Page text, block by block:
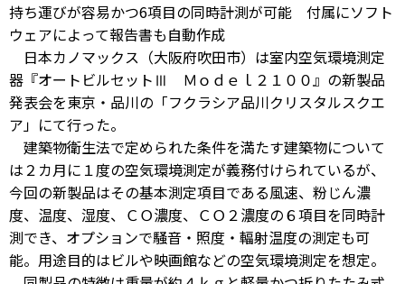
持ち運びが容易かつ6項目の同時計測が可能 付属にソフト
ウェアによって報告書も自動作成
日本カノマックス（大阪府吹田市）は室内空気環境測定
器『オートビルセットⅢ Ｍｏｄｅｌ２１００』の新製品
発表会を東京・品川の「フクラシア品川クリスタルスクエ
ア」にて行った。
建築物衛生法で定められた条件を満たす建築物について
は２カ月に１度の空気環境測定が義務付けられているが、
今回の新製品はその基本測定項目である風速、粉じん濃
度、温度、湿度、ＣＯ濃度、ＣＯ２濃度の６項目を同時計
測でき、オプションで騒音・照度・輻射温度の測定も可
能。用途目的はビルや映画館などの空気環境測定を想定。